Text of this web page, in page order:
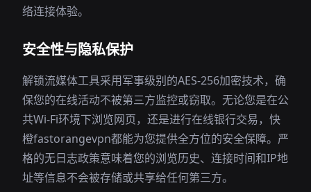
络连接体验。
安全性与隐私保护
解锁流媒体工具采用军事级别的AES-256加密技术，确
保您的在线活动不被第三方监控或窃取。无论您是在公
共Wi-Fi环境下浏览网页，还是进行在线银行交易，快
橙fastorangevpn都能为您提供全方位的安全保障。严
格的无日志政策意味着您的浏览历史、连接时间和IP地
址等信息不会被存储或共享给任何第三方。